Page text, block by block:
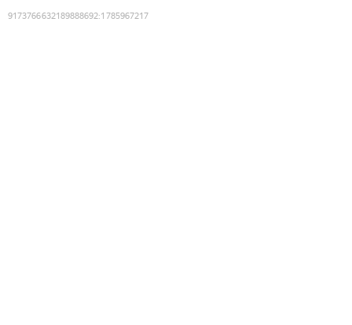
9173766632189888692:1785967217